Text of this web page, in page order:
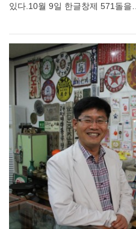
있다.10월 9일 한글창제 571돌을…